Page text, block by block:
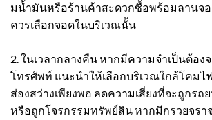
มน้ำมันหรือร้านค้าสะดวกซื้อพร้อมลานจอ
ควรเลือกจอดในบริเวณนั้น
2. ในเวลากลางคืน หากมีความจำเป็นต้อง
โทรศัพท์ แนะนำให้เลือกบริเวณใกล้โคมไ
ส่องสว่างเพียงพอ ลดความเสี่ยงที่จะถูกร
หรือถูกโจรกรรมทรัพย์สิน หากมีกรวยจรา